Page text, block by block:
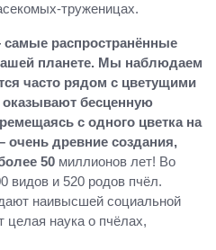
труженицах.
самые распространённые
планете. Мы наблюдаем
часто рядом с цветущими
бесценную
с одного цветка на
очень древние создания,
50 миллионов лет! Во
видов и 520 родов пчёл.
наивысшей социальной
целая наука о пчёлах,